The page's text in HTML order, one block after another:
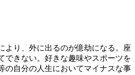
より、外に出るのが億劫になる。座
できない。好きな趣味やスポーツを
の自分の人生においてマイナスな事